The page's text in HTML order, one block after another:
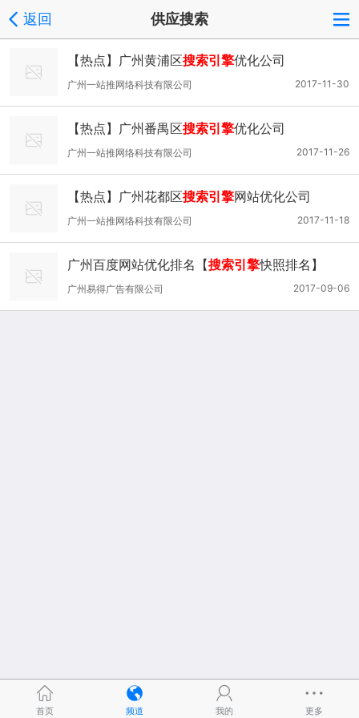
返回 供应搜索
【热点】广州黄浦区搜索引擎优化公司
2017-11-30
广州一站推网络科技有限公司
【热点】广州番禺区搜索引擎优化公司
2017-11-26
广州一站推网络科技有限公司
【热点】广州花都区搜索引擎网站优化公司
2017-11-18
广州一站推网络科技有限公司
广州百度网站优化排名【搜索引擎快照排名】
2017-09-06
广州易得广告有限公司
首页 频道 我的 更多